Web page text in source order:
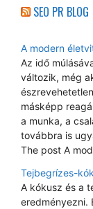
SEO PR BLOG
A modern
Az idő
változik, még
másképp
a munka, a
továbbra is
The post A
Tejbegrízes-
A kókusz és a
eredményezni.